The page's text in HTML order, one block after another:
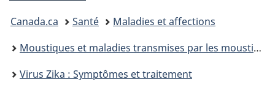
Vous
êtes
ici :
Canada.ca Santé
Maladies et affections
Moustiques et maladies transmises par les moustiques
Virus Zika : Symptômes et traitement